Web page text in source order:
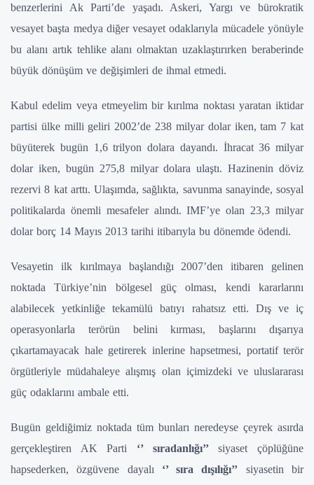
benzerlerini Ak Parti’de yaşadı. Askeri, Yargı ve bürokratik
vesayet başta medya diğer vesayet odaklarıyla mücadele yönüyle
bu alanı artık tehlike alanı olmaktan uzaklaştırırken beraberinde
büyük dönüşüm ve değişimleri de ihmal etmedi.
Kabul edelim veya etmeyelim bir kırılma noktası yaratan iktidar
partisi ülke milli geliri 2002’de 238 milyar dolar iken, tam 7 kat
büyüterek bugün 1,6 trilyon dolara dayandı. İhracat 36 milyar
dolar iken, bugün 275,8 milyar dolara ulaştı. Hazinenin döviz
rezervi 8 kat arttı. Ulaşımda, sağlıkta, savunma sanayinde, sosyal
politikalarda önemli mesafeler alındı. IMF’ye olan 23,3 milyar
dolar borç 14 Mayıs 2013 tarihi itibarıyla bu dönemde ödendi.
Vesayetin ilk kırılmaya başlandığı 2007’den itibaren gelinen
noktada Türkiye’nin bölgesel güç olması, kendi kararlarını
alabilecek yetkinliğe tekamülü batıyı rahatsız etti. Dış ve iç
operasyonlarla terörün belini kırması, başlarını dışarıya
çıkartamayacak hale getirerek inlerine hapsetmesi, portatif terör
örgütleriyle müdahaleye alışmış olan içimizdeki ve uluslararası
güç odaklarını ambale etti.
Bugün geldiğimiz noktada tüm bunları neredeyse çeyrek asırda
gerçekleştiren AK Parti ‘’ sıradanlığı’’siyaset çöplüğüne
hapsederken, özgüvene dayalı ‘’ sıra dışılığı’’ siyasetin bir